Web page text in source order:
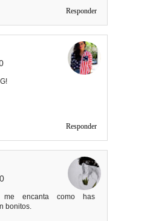
Responder
Responder
me encanta como has
bonitos.